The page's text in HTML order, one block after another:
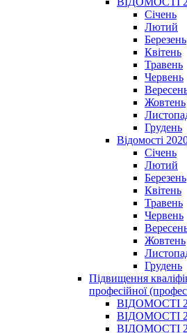
Січень
Лютий
Березень
Квітень
Травень
Червень
Жовтень
Грудень
Відомості
Січень
Лютий
Березень
Квітень
Травень
Червень
Жовтень
Грудень
Підвищення
професійної
ВІДОМОСТІ
ВІДОМОСТІ
ВІДОМОСТІ